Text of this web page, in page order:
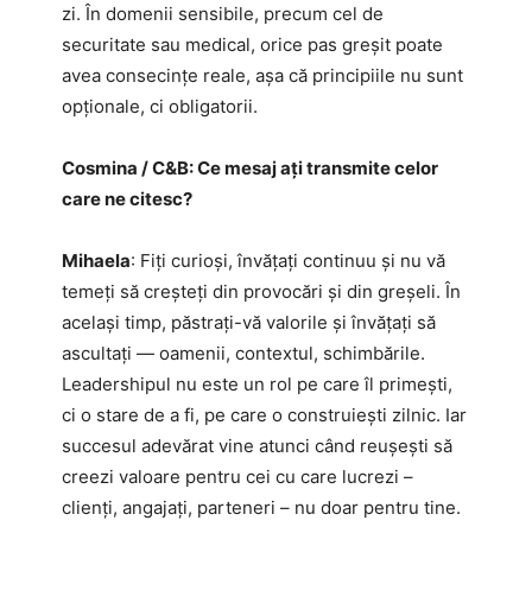
zi. În domenii sensibile, precum cel de
securitate sau medical, orice pas greșit poate
avea consecințe reale, așa că principiile nu sunt
opționale, ci obligatorii.
Cosmina / C&B: Ce mesaj ați transmite celor
care ne citesc?
Mihaela: Fiți curioși, învățați continuu și nu vă
temeți să creșteți din provocări și din greșeli. În
același timp, păstrați-vă valorile și învățați să
ascultați — oamenii, contextul, schimbările.
Leadershipul nu este un rol pe care îl primești,
ci o stare de a fi, pe care o construiești zilnic. Iar
succesul adevărat vine atunci când reușești să
creezi valoare pentru cei cu care lucrezi –
clienți, angajați, parteneri – nu doar pentru tine.